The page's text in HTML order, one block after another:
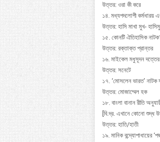
উত্তর: ওরা কী করে
১৪. মধ্যপদলোপী কর্মধারয়
উত্তর: হাসি মাখা মুখ-
১৫. কোনটি ঐতিহাসিক
উত্তর: রক্তাক্ত প্রান্তর
১৬. মাইকেল মধুসূদন দত্তের
উত্তর: সনেটে
১৭. ‘মোসলেন ভারত’ নাটক
উত্তর: মোজাম্মেল হক
১৮. বাংলা বানান রীতি
[বি.দ্র. এখানে কোনো শুদ্ধ
উত্তর: হাতি/হাতী
১৯. মানিক বন্দ্যোপাধায়ের